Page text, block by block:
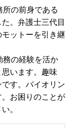
の前身である
。弁護士三代目
ットーを引き継
務の経験を活か
います。趣味
す。バイオリン
お困りのことが
。